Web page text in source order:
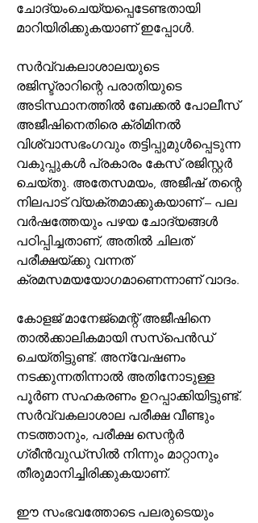
ചോദ്യംചെയ്യപ്പെടേണ്ടതായി
മാറിയിരിക്കുകയാണ് ഇപ്പോള്‍.
സര്‍വ്വകലാശാലയുടെ
രജിസ്ട്രാറിന്റെ പരാതിയുടെ
അടിസ്ഥാനത്തിൽ ബേക്കൽ പോലീസ്
അജീഷിനെതിരെ ക്രിമിനൽ
വിശ്വാസഭംഗവും തട്ടിപ്പുമുള്‍പ്പെടുന്ന
വകുപ്പുകൾ പ്രകാരം കേസ് രജിസ്റ്റർ
ചെയ്തു. അതേസമയം, അജീഷ് തന്റെ
നിലപാട് വ്യക്തമാക്കുകയാണ് – പല
വർഷത്തേയും പഴയ ചോദ്യങ്ങൾ
പഠിപ്പിച്ചതാണ്, അതിൽ ചിലത്
പരീക്ഷയ്ക്കു വന്നത്
ക്രമസമയയോഗമാണെന്നാണ് വാദം.
കോളജ് മാനേജ്മെന്റ് അജീഷിനെ
താൽക്കാലികമായി സസ്പെൻഡ്
ചെയ്തിട്ടുണ്ട്. അന്വേഷണം
നടക്കുന്നതിന്നാൽ അതിനോടുള്ള
പൂര്‍ണ സഹകരണം ഉറപ്പാക്കിയിട്ടുണ്ട്.
സര്‍വ്വകലാശാല പരീക്ഷ വീണ്ടും
നടത്താനും, പരീക്ഷ സെന്റര്‍
ഗ്രീന്‍വുഡ്സില്‍ നിന്നും മാറ്റാനും
തീരുമാനിച്ചിരിക്കുകയാണ്.
ഈ സംഭവത്തോടെ പലരുടെയും